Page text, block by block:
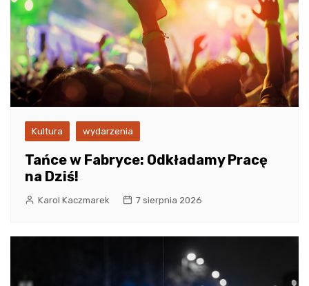
Kultura wydarzenia
Tańce w Fabryce: Odkładamy Pracę
na Dziś!
Karol Kaczmarek 7 sierpnia 2026